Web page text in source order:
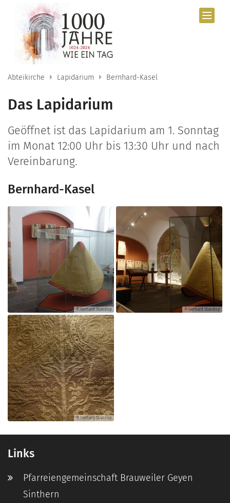
Zum Inhalt springen
Abteikirche Lapidarium Bernhard-Kasel
Das Lapidarium
Geöffnet ist das Lapidarium am 1. Sonntag
im Monat 12:00 Uhr bis 13:30 Uhr und nach
Vereinbarung.
Bernhard-Kasel
© Gerhard Standop © Gerhard Standop
© Gerhard Standop
Links
Pfarreiengemeinschaft Brauweiler Geyen
Sinthern